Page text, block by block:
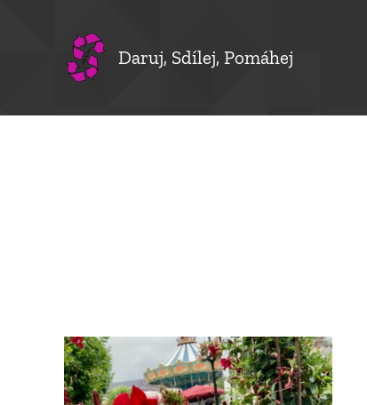
Daruj, Sdílej, Pomáhej